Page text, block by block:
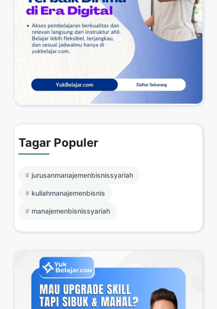
Tagar Populer
jurusanmanajemenbisnissyariah
kuliahmanajemenbisnis
manajemenbisnissyariah